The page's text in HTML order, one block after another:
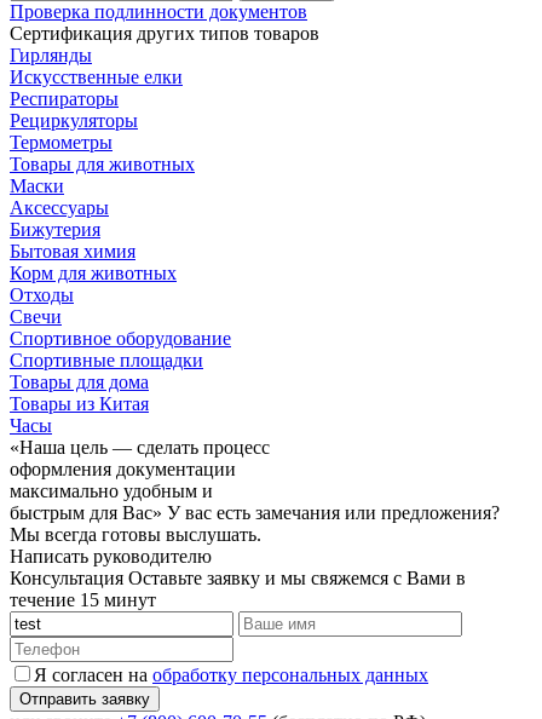
Проверка подлинности документов
Сертификация других типов товаров
Гирлянды
Искусственные елки
Респираторы
Рециркуляторы
Термометры
Товары для животных
Маски
Аксессуары
Бижутерия
Бытовая химия
Корм для животных
Отходы
Свечи
Спортивное оборудование
Спортивные площадки
Товары для дома
Товары из Китая
Часы
«Наша цель — сделать процесс
оформления документации
максимально удобным и
быстрым для Вас» У вас есть замечания или предложения?
Мы всегда готовы выслушать.
Написать руководителю
Консультация Оставьте заявку и мы свяжемся с Вами в
течение 15 минут
Я согласен на обработку персональных данных